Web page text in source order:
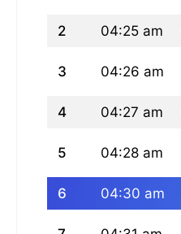
2 04:25 am
3 04:26 am
4 04:27 am
5 04:28 am
6 04:30 am